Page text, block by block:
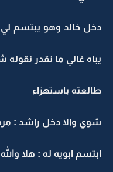
دخل خالد وهو يبتسم لي
يباه غالي ما نقدر نقوله
طالعته باستهزاء
شوي والا دخل راشد : مرحبا
ابتسم ابويه له : هلا والله